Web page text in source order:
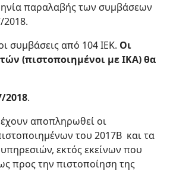
παραλαβής των συμβάσεων
συμβάσεις από 104 ΙΕΚ. Οι
(πιστοποιημένοι με ΙΚΑ) θα
2018.
αποπληρωθεί οι
του 2017Β και τα
εκτός εκείνων που
προς την πιστοποίηση της